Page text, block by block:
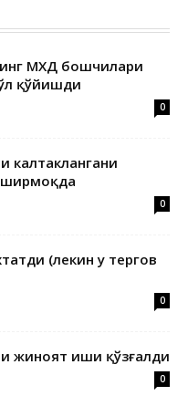
МХДҚ бошчилари
қўйишди
0
калтаклангани
0
(лекин у тергов
0
жиноят иши қўзғалди
0